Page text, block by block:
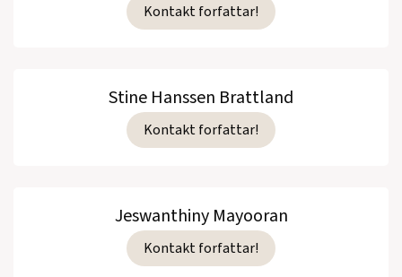
Kontakt forfattar!
Stine Hanssen Brattland
Kontakt forfattar!
Jeswanthiny Mayooran
Kontakt forfattar!